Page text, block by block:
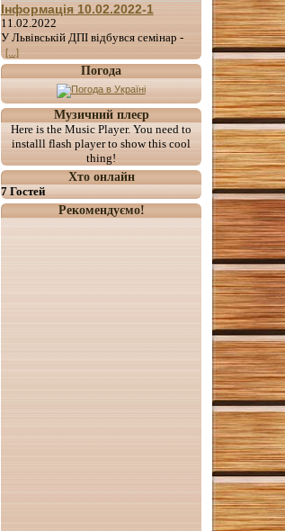
Інформація 10.02.2022-1
11.02.2022
У Львівській ДПІ відбувся семінар -
[...]
Погода
Музичний плеєр
Here is the Music Player. You need to
installl flash player to show this cool
thing!
Хто онлайн
7 Гостей
Рекомендуємо!